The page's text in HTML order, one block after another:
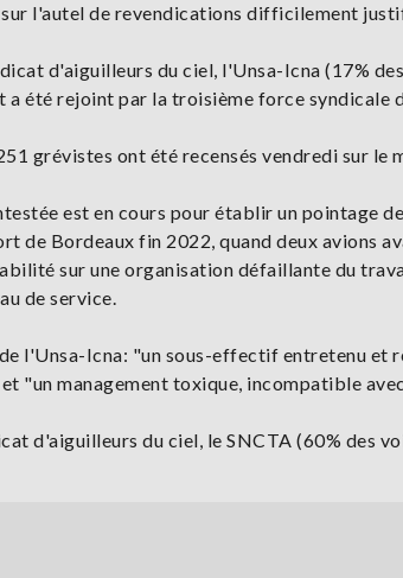
l'autel de revendications difficilement
d'aiguilleurs du ciel, l'Unsa-Icna (17%
a été rejoint par la troisième force syndicale
grévistes ont été recensés vendredi sur le
est en cours pour établir un pointage
de Bordeaux fin 2022, quand deux avions
sur une organisation défaillante du
de service.
l'Unsa-Icna: "un sous-effectif entretenu et
"un management toxique, incompatible
d'aiguilleurs du ciel, le SNCTA (60% des